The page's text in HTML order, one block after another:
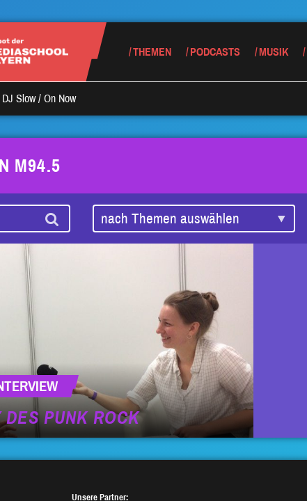
THEMEN PODCASTS MUSIK
Slow/ On Now
M94.5
DES PUNK ROCK
Unsere Partner: